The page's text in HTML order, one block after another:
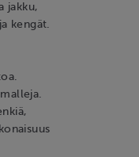
jakku,
kengät.